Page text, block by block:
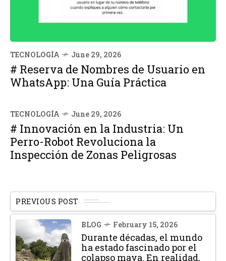
TECNOLOGÍA June 29, 2026
# Reserva de Nombres de Usuario en
WhatsApp: Una Guía Práctica
TECNOLOGÍA June 29, 2026
# Innovación en la Industria: Un
Perro-Robot Revoluciona la
Inspección de Zonas Peligrosas
PREVIOUS POST
BLOG February 15, 2026
Durante décadas, el mundo
ha estado fascinado por el
colapso maya. En realidad,